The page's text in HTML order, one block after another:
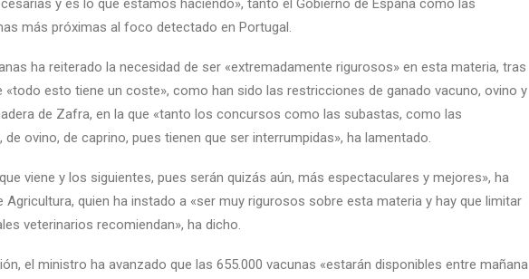
y es lo que estamos haciendo», tanto el Gobierno de España como las
más próximas al foco detectado en Portugal.
ha reiterado la necesidad de ser «extremadamente rigurosos» en esta materia, tras
«todo esto tiene un coste», como han sido las restricciones de ganado vacuno, ovino y
de Zafra, en la que «tanto los concursos como las subastas, como las
de ovino, de caprino, pues tienen que ser interrumpidas», ha lamentado.
viene y los siguientes, pues serán quizás aún, más espectaculares y mejores», ha
Agricultura, quien ha instado a «ser muy rigurosos sobre esta materia y hay que limitar
veterinarios recomiendan», ha dicho.
el ministro ha avanzado que las 655.000 vacunas «estarán disponibles entre mañana